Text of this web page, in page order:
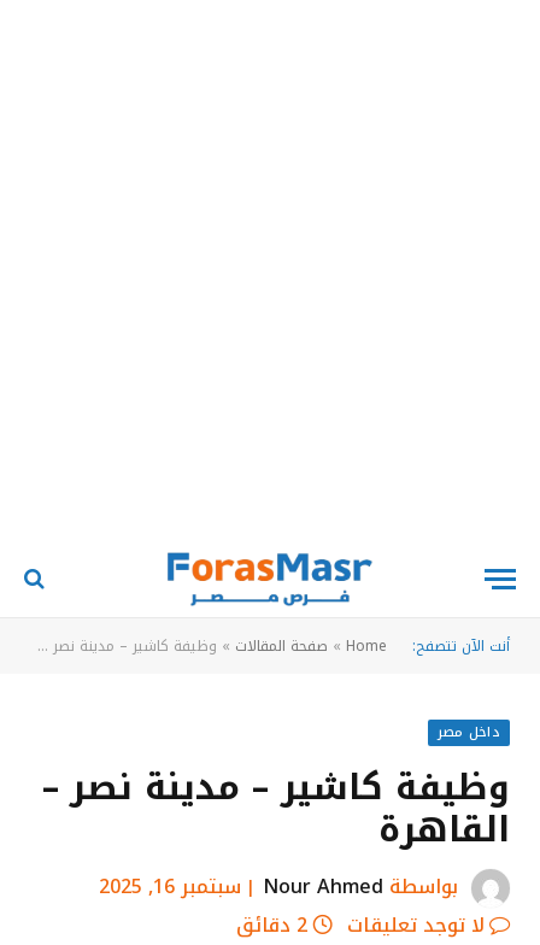
أنت الآن تتصفح: Home
» صفحة المقالات » وظيفة كاشير – مدينة نصر – القاهرة
داخل مصر
وظيفة كاشير – مدينة نصر –
القاهرة
بواسطة Nour Ahmed
سبتمبر 16, 2025
لا توجد تعليقات
2 دقائق